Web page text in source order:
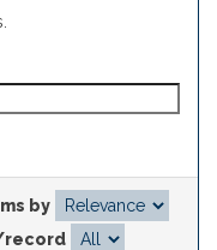
by
record